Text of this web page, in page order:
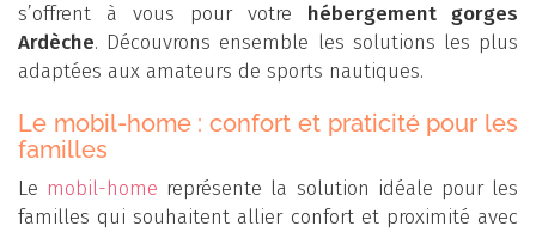
s’offrent à vous pour votre hébergement gorges
Ardèche. Découvrons ensemble les solutions les plus
adaptées aux amateurs de sports nautiques.
Le mobil-home : confort et praticité pour les
familles
Le mobil-home représente la solution idéale pour les
familles qui souhaitent allier confort et proximité avec